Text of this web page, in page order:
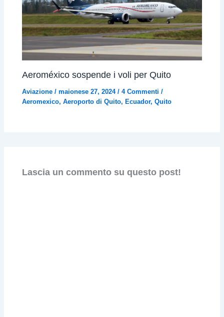
Aeroméxico sospende i voli per Quito
Aviazione /maionese 27, 2024/4 Commenti /
Aeromexico,Aeroporto di Quito,Ecuador,Quito
Lascia un commento su questo post!